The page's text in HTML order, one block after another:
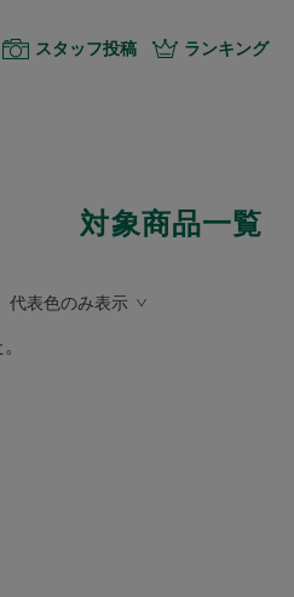
スタッフ投稿 ランキング
対象商品一覧
代表色のみ表示